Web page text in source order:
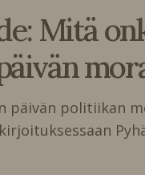
Mitä
päivän politiikan